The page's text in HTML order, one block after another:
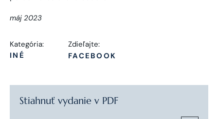
máj 2023
Kategória:
INÉ
Zdieľajte:
FACEBOOK
Stiahnuť vydanie v PDF